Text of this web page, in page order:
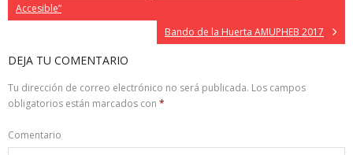
Accesible”
Bando de la Huerta AMUPHEB 2017
DEJA TU COMENTARIO
Tu dirección de correo electrónico no será publicada. Los campos
obligatorios están marcados con *
Comentario